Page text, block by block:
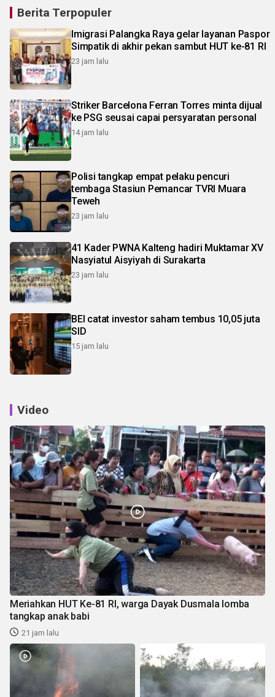
Berita Terpopuler
Imigrasi Palangka Raya gelar layanan Paspor
Simpatik di akhir pekan sambut HUT ke-81 RI
23 jam lalu
Striker Barcelona Ferran Torres minta dijual
ke PSG seusai capai persyaratan personal
14 jam lalu
Polisi tangkap empat pelaku pencuri
tembaga Stasiun Pemancar TVRI Muara
Teweh
23 jam lalu
41 Kader PWNA Kalteng hadiri Muktamar XV
Nasyiatul Aisyiyah di Surakarta
23 jam lalu
BEI catat investor saham tembus 10,05 juta
SID
15 jam lalu
Video
Meriahkan HUT Ke-81 RI, warga Dayak Dusmala lomba
tangkap anak babi
21 jam lalu